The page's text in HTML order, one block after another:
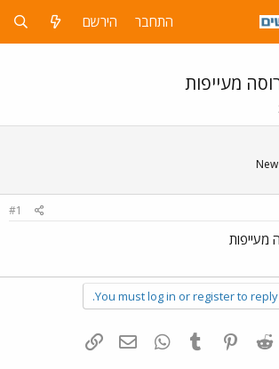
התחבר הירשם
מעייפות
#1
מעייפות
You must log in or register to reply
Twitter
Reddit
Pinterest
Tumblr
WhatsAppדואר אלקטרוני